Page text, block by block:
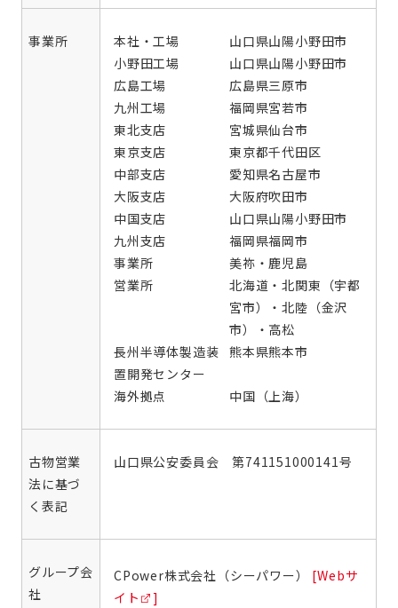
事業所 本社・工場
山口県山陽小野田市
小野田工場
山口県山陽小野田市
広島工場
広島県三原市
九州工場
福岡県宮若市
東北支店
宮城県仙台市
東京支店
東京都千代田区
中部支店
愛知県名古屋市
大阪支店
大阪府吹田市
中国支店
山口県山陽小野田市
九州支店
福岡県福岡市
事業所
美祢・鹿児島
営業所
北海道・北関東（宇都
宮市）・北陸（金沢
市）・高松
長州半導体製造装
置開発センター
熊本県熊本市
海外拠点 中国（上海）
古物営業
法に基づ
く表記
山口県公安委員会 第741151000141号
グループ会
社
CPower株式会社（シーパワー）
[Webサ
イト ]